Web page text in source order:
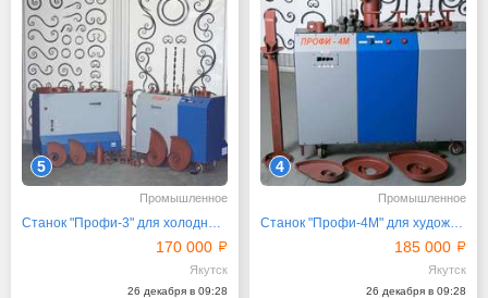
5
Промышленное
Станок "Профи-3" для холодной ковки
170 000
Якутск
26 декабря в 09:28
4
Промышленное
Станок "Профи-4М" для художественной ковки и гибки
185 000
Якутск
26 декабря в 09:28